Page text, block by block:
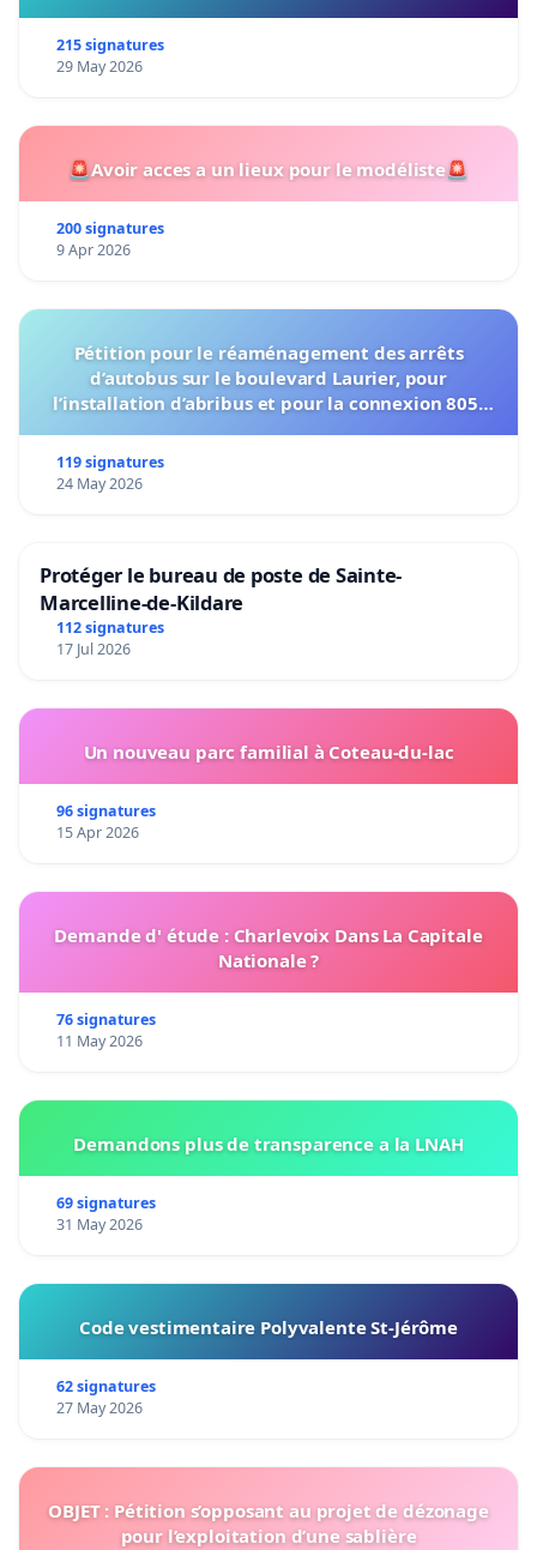
215 signatures
29 May 2026
🚨Avoir acces a un lieux pour le modéliste🚨
200 signatures
9 Apr 2026
Pétition pour le réaménagement des arrêts
d’autobus sur le boulevard Laurier, pour
l’installation d’abribus et pour la connexion 805-
119 signatures
24 May 2026
Protéger le bureau de poste de Sainte-
Marcelline-de-Kildare
112 signatures
17 Jul 2026
Un nouveau parc familial à Coteau-du-lac
96 signatures
15 Apr 2026
Demande d' étude : Charlevoix Dans La Capitale
Nationale ?
76 signatures
11 May 2026
Demandons plus de transparence a la LNAH
69 signatures
31 May 2026
Code vestimentaire Polyvalente St-Jérôme
62 signatures
27 May 2026
OBJET : Pétition s’opposant au projet de dézonage
pour l’exploitation d’une sablière